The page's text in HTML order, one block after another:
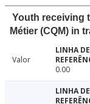
Youth receiving
Métier (CQM) in
Valor
0.00